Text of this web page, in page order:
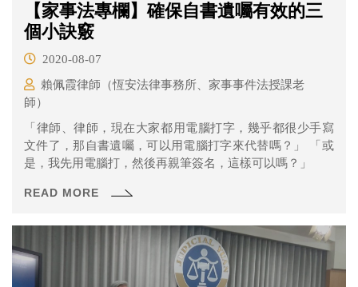
【家事法專欄】確保自書遺囑有效的三
個小訣竅
2020-08-07
賴佩霞律師（恆安法律事務所、家事事件法授課老
師）
「律師、律師，現在大家都用電腦打字，幾乎都很少手寫
文件了，那自書遺囑，可以用電腦打字來代替嗎？」 「或
是，我先用電腦打，然後再親筆簽名，這樣可以嗎？」
READ MORE